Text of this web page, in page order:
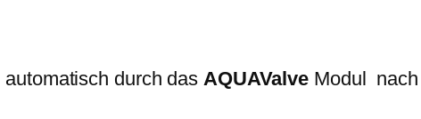
9
durch das AQUAValve Modul